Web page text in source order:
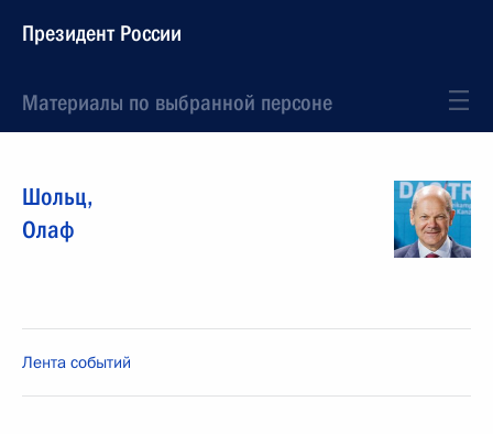
Президент России
Материалы по выбранной персоне
Шольц,
Олаф
Лента событий